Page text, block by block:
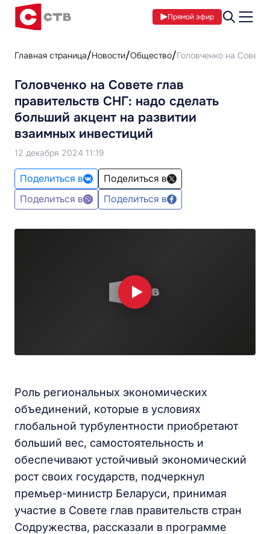
Прямой эфир
Главная страница Новости Общество Головченко на
Головченко на Совете глав
правительств СНГ: надо сделать
больший акцент на развитии
взаимных инвестиций
12 декабря 2024 11:19
Поделиться в
Поделиться в
Поделиться в
Поделиться в
Роль региональных экономических
объединений, которые в условиях
глобальной турбулентности приобретают
больший вес, самостоятельность и
обеспечивают устойчивый экономический
рост своих государств, подчеркнул
премьер-министр Беларуси, принимая
участие в Совете глав правительств стран
Содружества, рассказали в программе